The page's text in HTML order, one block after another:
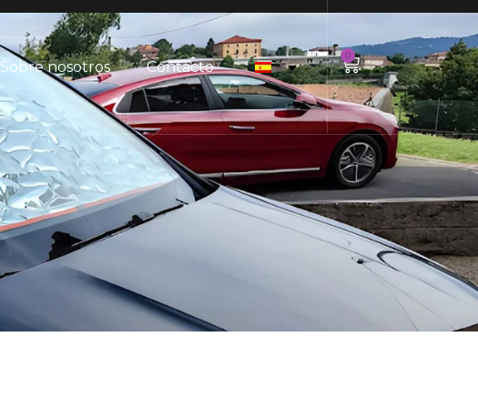
Sobre nosotros Contacto
0